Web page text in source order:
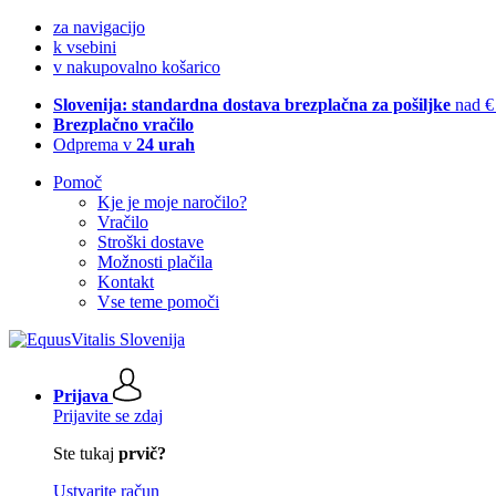
za navigacijo
k vsebini
v nakupovalno košarico
Slovenija: standardna dostava brezplačna za pošiljke nad
Brezplačno vračilo
Odprema v 24 urah
Pomoč
Kje je moje naročilo?
Vračilo
Stroški dostave
Možnosti plačila
Kontakt
Vse teme pomoči
Prijava
Prijavite se zdaj
Ste tukaj prvič?
Ustvarite račun